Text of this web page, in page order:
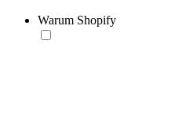
Warum Shopify